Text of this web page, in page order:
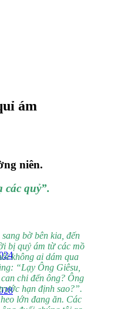
ám
niên.
các quỷ”.
bờ bên kia, đến
bị quỷ ám từ các mồ
không ai dám qua
“Lạy Ông Giêsu,
chi đến ông? Ông
hạn định sao?”.
lớn đang ăn. Các